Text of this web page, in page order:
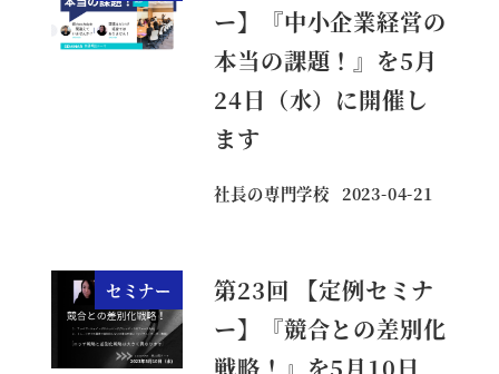
ー】『中小企業経営の
本当の課題！』を5月
24日（水）に開催し
ます
社長の専門学校
投稿日
2023-04-21
セミナー
第23回 【定例セミナ
ー】『競合との差別化